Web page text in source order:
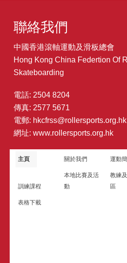
聯絡我們
中國香港滾軸運動及滑板總會
Hong Kong China Federtion Of
Skateboarding
電話: 2504 8204
傳真: 2577 5671
電郵: hkcfrss@rollersports.org.hk
網址:www.rollersports.org.hk
主頁 關於我們 運動
訓練課程
本地比賽及活
動
教練
區
表格下載